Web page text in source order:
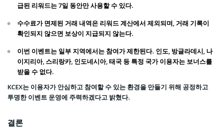
급된 리워드는 7일 동안만 사용할 수 있다.
수수료가 면제된 거래 내역은 리워드 계산에서 제외되며, 거래 기록이
확인되지 않으면 보상이 지급되지 않는다.
이번 이벤트는 일부 지역에서는 참여가 제한된다. 인도, 방글라데시, 나
이지리아, 스리랑카, 인도네시아, 태국 등 특정 국가 이용자는 보너스를
받을 수 없다.
KCEX는 이용자가 안심하고 참여할 수 있는 환경을 만들기 위해 공정하고
투명한 이벤트 운영에 주력하겠다고 밝혔다.
결론